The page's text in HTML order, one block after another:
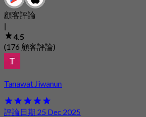
顧客評論
|
4.5
(176 顧客評論)
Tanawat Jiwanun
評論日期 25 Dec 2025